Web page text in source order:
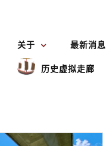
关于
最新消息
历史虚拟走廊